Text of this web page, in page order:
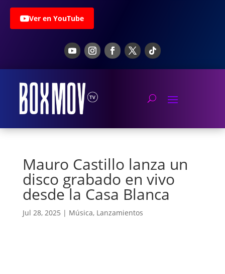
Ver en YouTube
Mauro Castillo lanza un
disco grabado en vivo
desde la Casa Blanca
Jul 28, 2025 | Música, Lanzamientos